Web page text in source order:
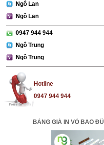
Ngô Lan
Ngô Lan
0947 944 944
Ngô Trung
Ngô Trung
Hotline
0947 944 944
BẢNG GIÁ IN VỎ BAO